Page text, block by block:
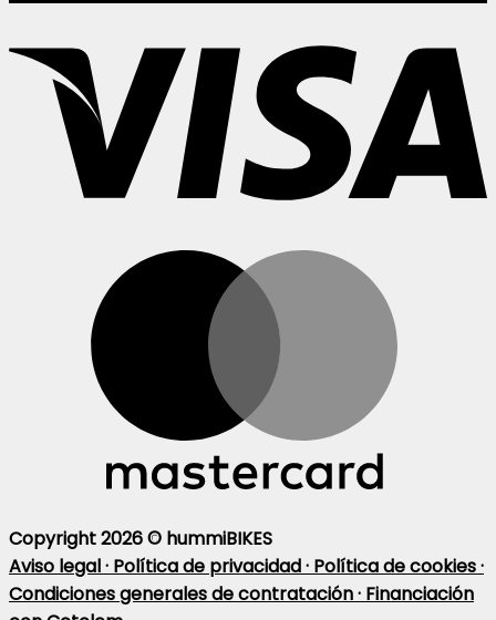
Copyright 2026 © hummiBIKES
Aviso legal · Política de privacidad · Política de cookies ·
Condiciones generales de contratación · Financiación